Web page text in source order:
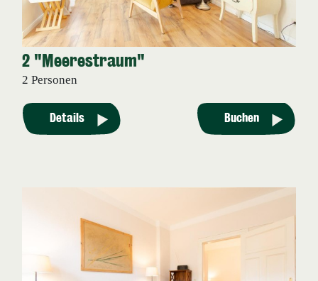
2 "Meerestraum"
2 Personen
Details Buchen